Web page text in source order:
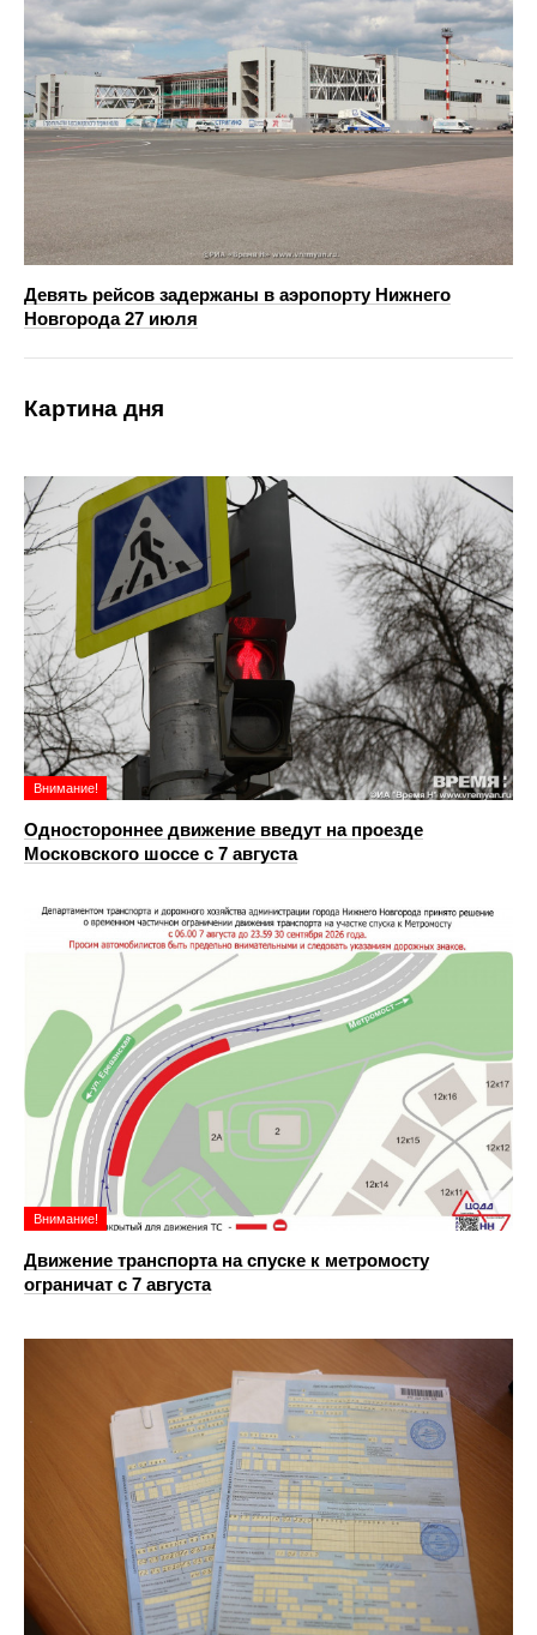
Девять рейсов задержаны в аэропорту Нижнего
Новгорода 27 июля
Картина дня
Внимание!
Одностороннее движение введут на проезде
Московского шоссе с 7 августа
Внимание!
Движение транспорта на спуске к метромосту
ограничат с 7 августа